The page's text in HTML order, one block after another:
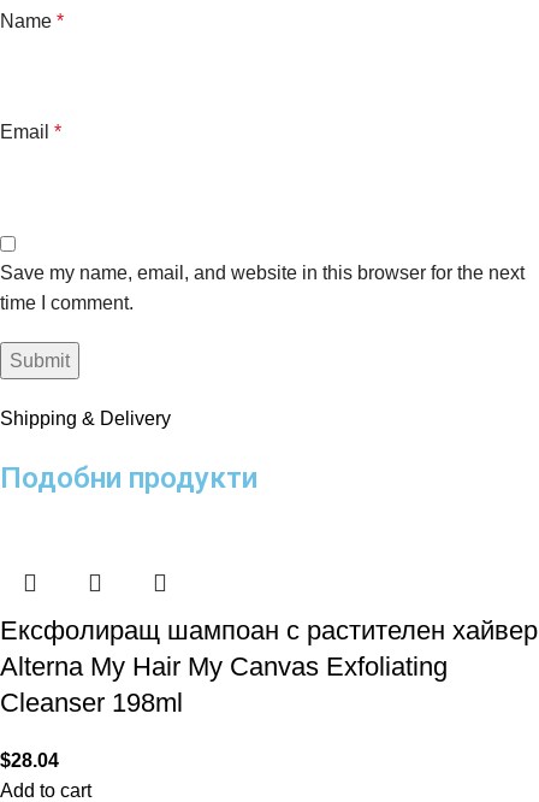
Name *
Email *
Save my name, email, and website in this browser for the next
time I comment.
Shipping & Delivery
Подобни продукти
Ексфолиращ шампоан с растителен хайвер
Alterna My Hair My Canvas Exfoliating
Cleanser 198ml
$28.04
Add to cart